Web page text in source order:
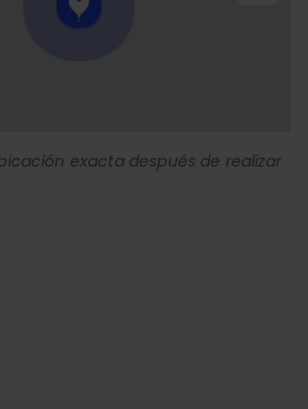
exacta después de realizar